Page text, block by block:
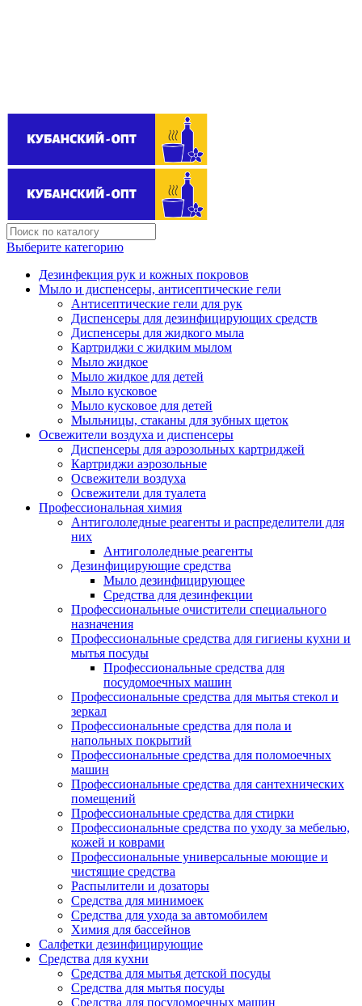
Выберите категорию
Дезинфекция рук и кожных покровов
Мыло и диспенсеры, антисептические гели
Антисептические гели для рук
Диспенсеры для дезинфицирующих средств
Диспенсеры для жидкого мыла
Картриджи с жидким мылом
Мыло жидкое
Мыло жидкое для детей
Мыло кусковое
Мыло кусковое для детей
Мыльницы, стаканы для зубных щеток
Освежители воздуха и диспенсеры
Диспенсеры для аэрозольных картриджей
Картриджи аэрозольные
Освежители воздуха
Освежители для туалета
Профессиональная химия
Антигололедные реагенты и распределители для
них
Антигололедные реагенты
Дезинфицирующие средства
Мыло дезинфицирующее
Средства для дезинфекции
Профессиональные очистители специального
назначения
Профессиональные средства для гигиены кухни и
мытья посуды
Профессиональные средства для
посудомоечных машин
Профессиональные средства для мытья стекол и
зеркал
Профессиональные средства для пола и
напольных покрытий
Профессиональные средства для поломоечных
машин
Профессиональные средства для сантехнических
помещений
Профессиональные средства для стирки
Профессиональные средства по уходу за мебелью,
кожей и коврами
Профессиональные универсальные моющие и
чистящие средства
Распылители и дозаторы
Средства для минимоек
Средства для ухода за автомобилем
Химия для бассейнов
Салфетки дезинфицирующие
Средства для кухни
Средства для мытья детской посуды
Средства для мытья посуды
Средства для посудомоечных машин